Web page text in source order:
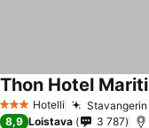
3 Tähtiluokitus
Hotelli
Thon Hotel
8,9 Loistava 3 787